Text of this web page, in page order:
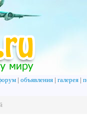
объявления галерея